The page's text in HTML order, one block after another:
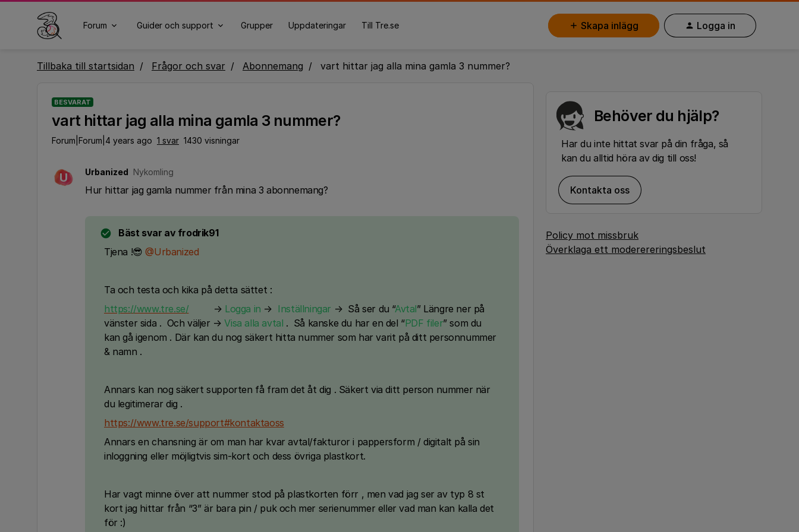
Forum Guider och support Grupper Uppdateringar Till Tre.se Skapa inlägg Logga in
Tillbaka till startsidan Frågor och svar Abonnemang vart hittar jag alla mina gamla 3 nummer?
BESVARAT
vart hittar jag alla mina gamla 3 nummer?
Forum|Forum|4 years ago 1 svar 1430 visningar
U Urbanized Nykomling
Hur hittar jag gamla nummer från mina 3 abonnemang?
Bäst svar av frodrik91
Tjena !😎@Urbanized
Ta och testa och kika på detta sättet :
https://www.tre.se/
→ Logga in → Inställningar → Så ser du “Avtal” Längre ner på
vänster sida . Och väljer →Visa alla avtal . Så kanske du har en del “PDF filer” som du
kan gå igenom . Där kan du nog säkert hitta nummer som har varit på ditt personnummer
& namn .
Annars kan nog säkert supporten få fram det åt dig . Säkert via ditt person nummer när
du legitimerar dig .
https://www.tre.se/support#kontaktaoss
Annars en chansning är om man har kvar avtal/fakturor i pappersform / digitalt på sin
inloggning eller möjligtvis sim-kort och dess övriga plastkort.
Har vagt minne över att nummer stod på plastkorten förr , men vad jag ser av typ 8 st
kort jag hittar från “3” är bara pin / puk och mer serienummer eller vad man kan kalla det
för :)
Behöver du hjälp?
Har du inte hittat svar på din fråga, så
kan du alltid höra av dig till oss!
Kontakta oss
Policy mot missbruk
Överklaga ett moderereringsbeslut